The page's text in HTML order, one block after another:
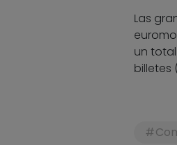
Las
un
billetes